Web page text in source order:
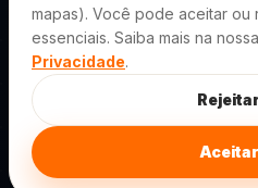
mapas). Você pode aceitar ou
essenciais. Saiba mais na nossa
Privacidade.
Rejeitar
Aceitar